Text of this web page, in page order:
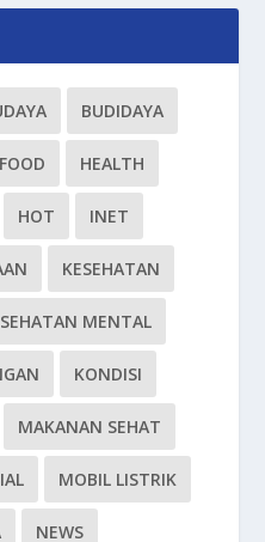
BUDIDAYA
FOOD HEALTH
HOT INET
KESEHATAN
MENTAL
KONDISI
MAKANAN SEHAT
MOBIL LISTRIK
NEWS